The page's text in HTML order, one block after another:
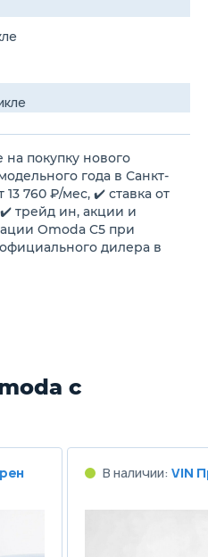
покупку нового
года в Санкт-
760 ₽/мес, ✔️ ставка от
трейд ин, акции и
Omoda C5 при
дилера в
с
В наличии: VIN